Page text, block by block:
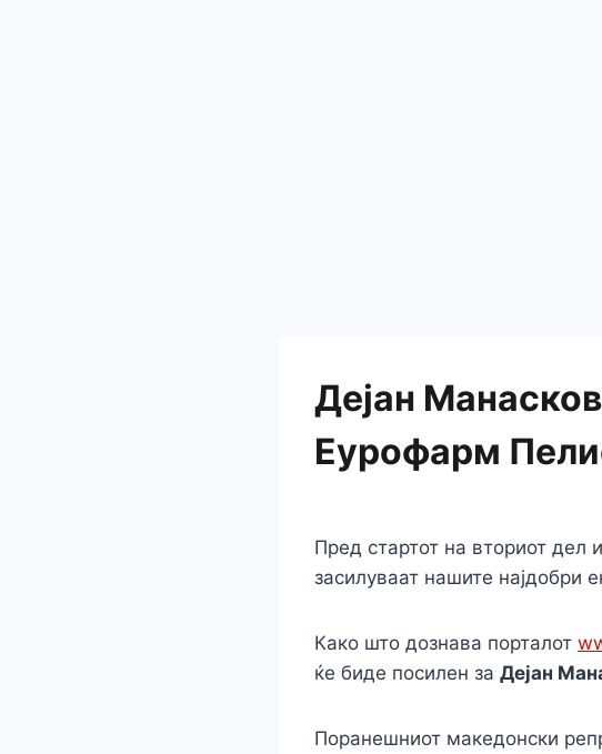
Дејан
Еурофарм
Пред стартот на вториот дел
засилуваат нашите најдобри
Како што дознава порталот
ќе биде посилен за Дејан
Поранешниот македонски